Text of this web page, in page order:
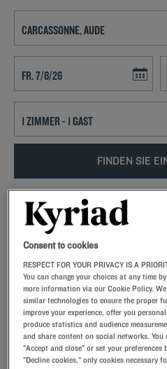
FINDEN SIE
Spezialcode hinzufügen
Sie wollten sich schon immer Mal
Südfrankreichs wandeln? Kommen
Unsere Hotels in Carcassonne
Lassen Sie sich verwöhnen –
Hotels in Carcassonne. Bei Ihrer
unseren Mitarbeitern mit einem
Consent to cookies
RESPECT FOR YOUR PRIVACY IS A
You can change your choices at any time
more information via our Cookie Policy.
similar technologies to ensure the proper
improve your experience, offer you
produce statistics and audience
and share content on social networks.
"Accept and close" or set your preferences
"Decline cookies," only cookies necessary